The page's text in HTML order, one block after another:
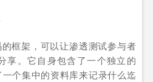
框架，可以让渗透测试参与者
享。它自身包含了一个独立的
个集中的资料库来记录什么迄